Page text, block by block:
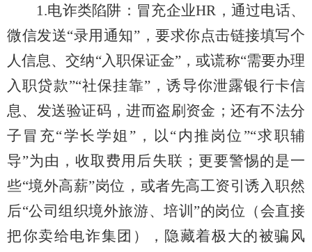
1.电诈类陷阱：冒充企业HR，通过电话、
微信发送“录用通知”，要求你点击链接填写个
人信息、交纳“入职保证金”，或谎称“需要办理
入职贷款”“社保挂靠”，诱导你泄露银行卡信
息、发送验证码，进而盗刷资金；还有不法分
子冒充“学长学姐”，以“内推岗位”“求职辅
导”为由，收取费用后失联；更要警惕的是一
些“境外高薪”岗位，或者先高工资引诱入职然
后“公司组织境外旅游、培训”的岗位（会直接
把你卖给电诈集团），隐藏着极大的被骗风